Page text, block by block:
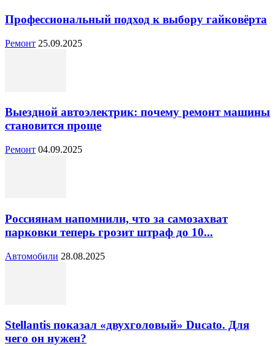
Профессиональный подход к выбору гайковёрта
Ремонт 25.09.2025
Выездной автоэлектрик: почему ремонт машины
становится проще
Ремонт 04.09.2025
Россиянам напомнили, что за самозахват
парковки теперь грозит штраф до 10...
Автомобили 28.08.2025
Stellantis показал «двухголовый» Ducato. Для
чего он нужен?